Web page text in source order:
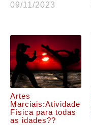
09/11/2023
Artes
Marciais:Atividade
Física para todas
as idades??